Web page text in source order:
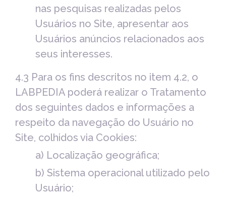
nas pesquisas realizadas pelos
Usuários no Site, apresentar aos
Usuários anúncios relacionados aos
seus interesses.
4.3 Para os fins descritos no item 4.2, o
LABPEDIA poderá realizar o Tratamento
dos seguintes dados e informações a
respeito da navegação do Usuário no
Site, colhidos via Cookies:
a) Localização geográfica;
b) Sistema operacional utilizado pelo
Usuário;